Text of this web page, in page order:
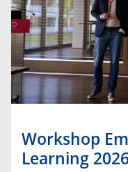
Workshop
Learning